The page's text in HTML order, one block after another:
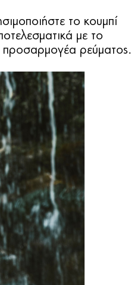
το κουμπί
με το
προσαρμογέα ρεύματος.